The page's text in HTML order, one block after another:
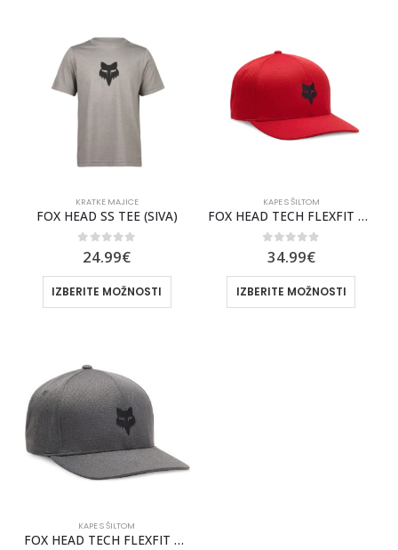
KRATKE MAJICE
FOX HEAD SS TEE (SIVA)
0out of 5
24.99€
IZBERITE MOŽNOSTI
KAPE S ŠILTOM
FOX HEAD TECH FLEXFIT KAPA S ŠILTOM [RD]
0out of 5
34.99€
IZBERITE MOŽNOSTI
KAPE S ŠILTOM
FOX HEAD TECH FLEXFIT KAPA S ŠILTOM [STL GRY]